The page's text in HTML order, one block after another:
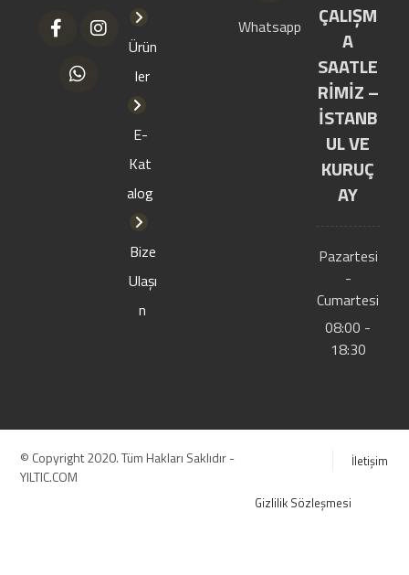
Ürün
ler
E-
Kat
alog
Bize
Ulaşı
n
Whatsapp
ÇALIŞM
A
SAATLE
RİMİZ –
İSTANB
UL VE
KURUÇ
AY
Pazartesi
-
Cumartesi
08:00 -
18:30
© Copyright 2020. Tüm Hakları Saklıdır -
YILTIC.COM
İletişim
Gizlilik Sözleşmesi